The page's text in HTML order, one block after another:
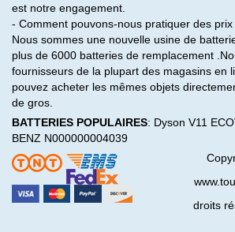
est notre engagement.
- Comment pouvons-nous pratiquer des
Nous sommes une nouvelle usine de
plus de 6000 batteries de remplacement
fournisseurs de la plupart des magasins en
pouvez acheter les mêmes objets
de gros.
BATTERIES POPULAIRES: Dyson V11
BENZ N000000004039
droits